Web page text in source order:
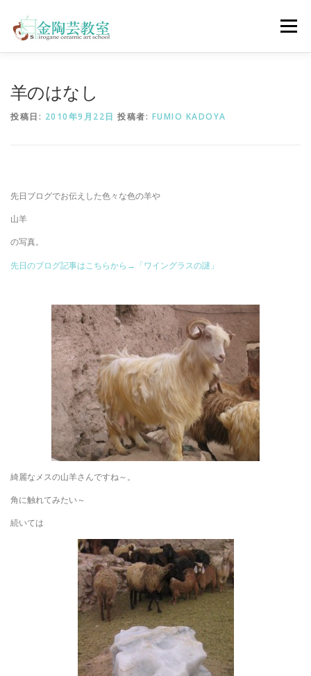
メニュー
羊のはなし
投稿日: 2010年9月22日 投稿者: FUMIO KADOYA
先日ブログでお伝えした色々な色の羊や
山羊
の写真。
先日のブログ記事はこちらから→「ワイングラスの謎」
綺麗なメスの山羊さんですね～。
角に触れてみたい～
続いては